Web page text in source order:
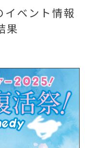
ベント情報
果